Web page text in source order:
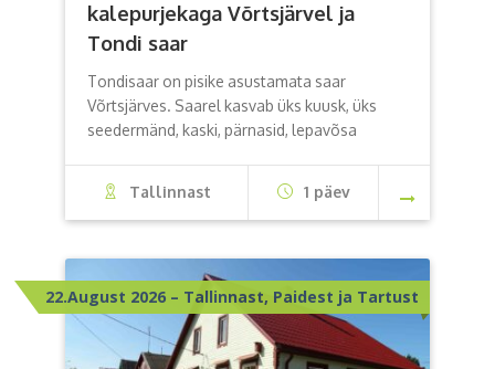
kalepurjekaga Võrtsjärvel ja
Tondi saar
Tondisaar on pisike asustamata saar
Võrtsjärves. Saarel kasvab üks kuusk, üks
seedermänd, kaski, pärnasid, lepavõsa
Tallinnast 1 päev
22.August 2026 – Tallinnast, Paidest ja Tartust